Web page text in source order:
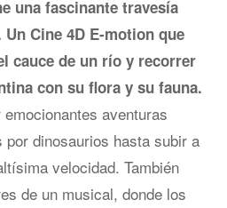
una fascinante travesía
Cine 4D E-motion que
cauce de un río y recorrer
con su flora y su fauna.
aventuras
dinosaurios hasta subir a
velocidad. También
de un musical, donde los